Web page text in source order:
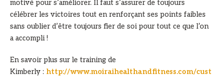
motivé pour s’améliorer. Il faut s’assurer de toujours
célébrer les victoires tout en renforçant ses points faibles
sans oublier d’être toujours fier de soi pour tout ce que l’on
a accompli !
En savoir plus sur le training de
Kimberly : http://www.moiraihealthandfitness.com/cust